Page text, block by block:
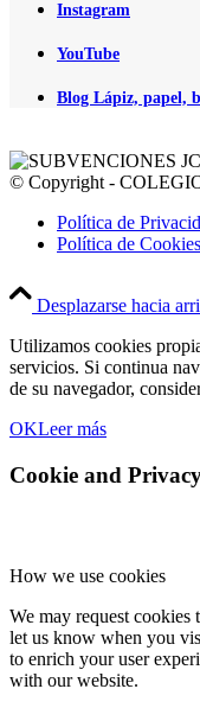
Instagram
YouTube
Blog Lápiz, papel,
© Copyright -
Política de
Política de Cookies
Desplazarse hacia
Utilizamos cookies
servicios. Si continua
de su navegador,
OKLeer más
Cookie and
How we use cookies
We may request cookies
let us know when you
to enrich your user
with our website.